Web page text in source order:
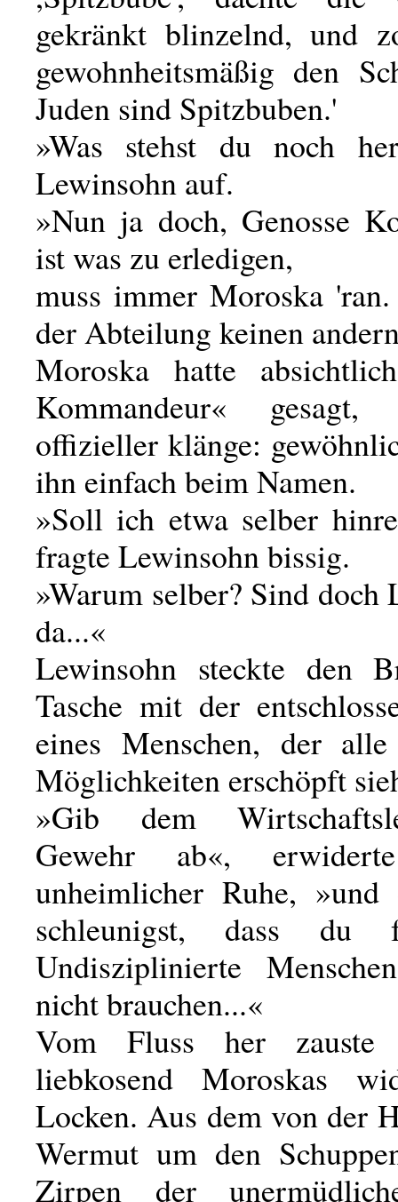
gekränkt blinzelnd, und
gewohnheitsmäßig den
Juden sind Spitzbuben.'
»Was stehst du noch
Lewinsohn auf.
»Nun ja doch, Genosse
ist was zu erledigen,
muss immer Moroska
der Abteilung keinen
Moroska hatte
Kommandeur«
offizieller klänge:
ihn einfach beim Namen.
»Soll ich etwa selber
fragte Lewinsohn bissig.
»Warum selber? Sind doch
da...«
Lewinsohn steckte den
Tasche mit der
eines Menschen, der
Möglichkeiten erschöpft
»Gib dem
Gewehr ab«,
unheimlicher Ruhe, »und
schleunigst, dass du
Undisziplinierte
nicht brauchen...«
Vom Fluss her
liebkosend Moroskas
Locken. Aus dem von der
Wermut um den
Zirpen der